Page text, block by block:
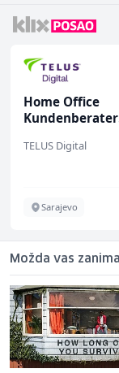
Home Office
Kundenberater
renommiertes
TELUS Digital
Sarajevo
Možda vas zanima